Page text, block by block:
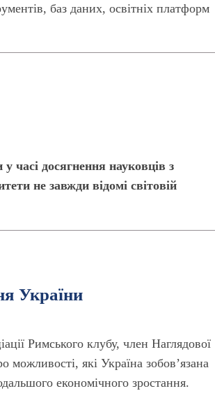
баз даних, освітніх платформ
часі досягнення науковців з
не завжди відомі світовій
України
Римського клубу, член Наглядової
які Україна зобовʼязана
економічного зростання.